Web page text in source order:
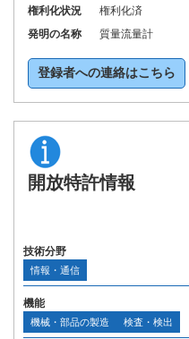
権利化状況
権利化済
発明の名称
質量流量計
登録者への連絡はこちら
開放特許情報
技術分野
情報・通信
機能
機械・部品の製造 検査・検出